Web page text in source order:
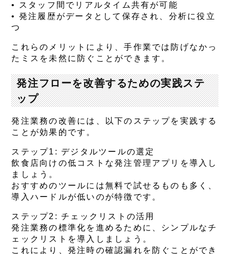
• スタッフ間でリアルタイム共有が可能
• 発注履歴がデータとして保存され、分析に役立
つ
これらのメリットにより、手作業では防げなかっ
たミスを未然に防ぐことができます。
発注フローを改善するための実践ステ
ップ
発注業務の改善には、以下のステップを実践する
ことが効果的です。
ステップ1: デジタルツールの選定
飲食店向けの低コストな発注管理アプリを導入し
ましょう。
おすすめのツールには無料で試せるものも多く、
導入ハードルが低いのが特徴です。
ステップ2: チェックリストの活用
発注業務の標準化を進めるために、シンプルなチ
ェックリストを導入しましょう。
これにより、発注時の確認漏れを防ぐことができ